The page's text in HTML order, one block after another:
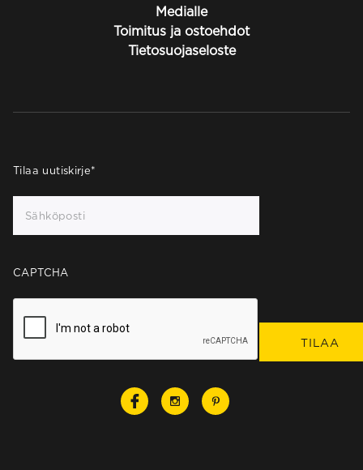
Medialle
Toimitus ja ostoehdot
Tietosuojaseloste
Tilaa uutiskirje*
CAPTCHA